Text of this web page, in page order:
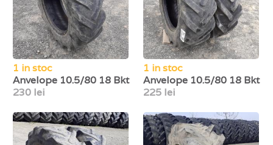
1 in stoc
Anvelope 10.5/80 18 Bkt
230 lei
1 in stoc
Anvelope 10.5/80 18 Bkt
225 lei